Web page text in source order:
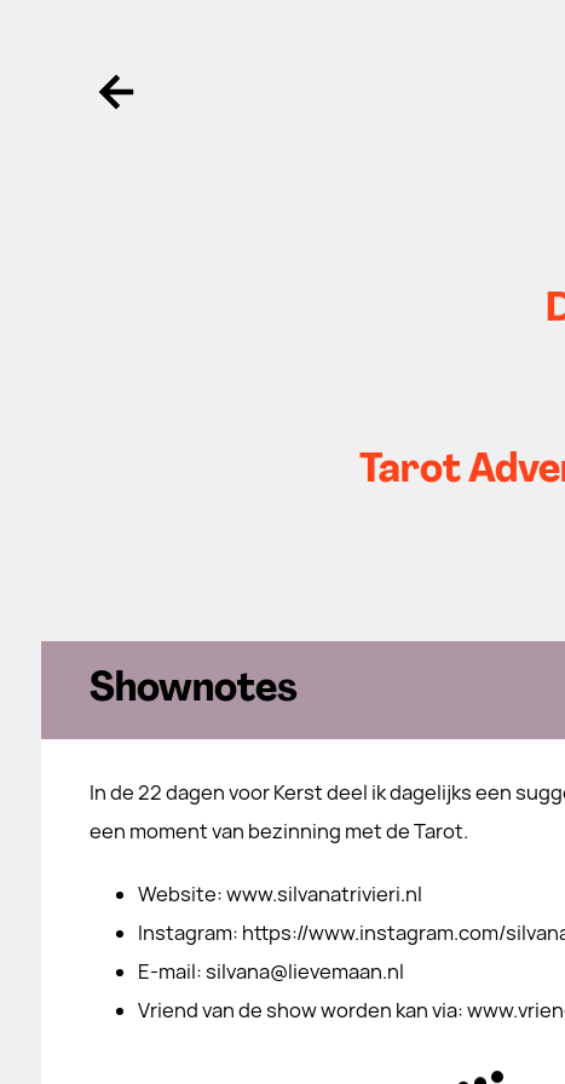
Ga terug
Tarot
Shownotes
In de 22 dagen voor Kerst deel ik dagelijks een
een moment van bezinning met de Tarot.
​Website: www.silvanatrivieri.nl
​Instagram: https://www.instagram.com/
​E-mail: silvana@lievemaan.nl
​Vriend van de show worden kan via: